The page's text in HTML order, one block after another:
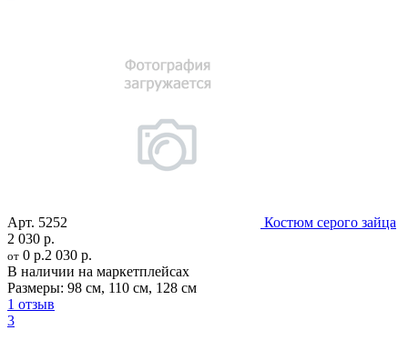
Арт. 5252
Костюм серого зайца
2 030 р.
от 0 р.2 030 р.
В наличии на маркетплейсах
Размеры: 98 см, 110 см, 128 см
1 отзыв
3